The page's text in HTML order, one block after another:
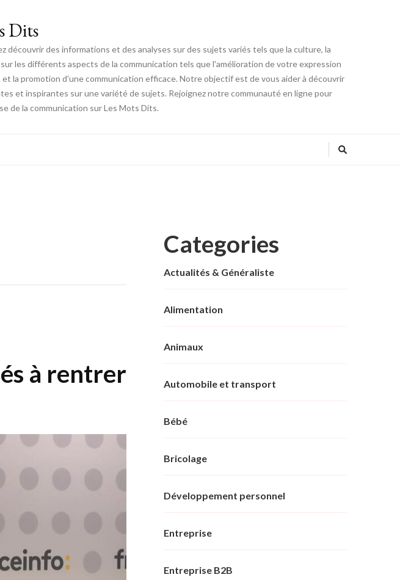
Dits
des informations et des analyses sur des sujets variés tels que la culture, la
les différents aspects de la communication tels que l'amélioration de votre expression
la promotion d'une communication efficace. Notre objectif est de vous aider à découvrir
et inspirantes sur une variété de sujets. Rejoignez notre communauté en ligne pour
de la communication sur Les Mots Dits.
à rentrer
Categories
Actualités & Généraliste
Alimentation
Animaux
Automobile et transport
Bébé
Bricolage
Développement personnel
Entreprise
Entreprise B2B